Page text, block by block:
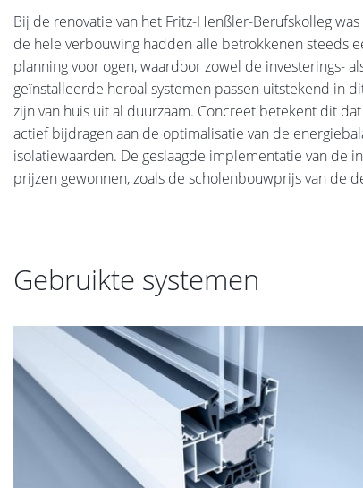
Bij de renovatie van het Fritz-Henßler-Berufskolleg
de hele verbouwing hadden alle betrokkenen steeds
planning voor ogen, waardoor zowel de investerings-
geïnstalleerde heroal systemen passen uitstekend in
zijn van huis uit al duurzaam. Concreet betekent dit
actief bijdragen aan de optimalisatie van de
isolatiewaarden. De geslaagde implementatie van de
prijzen gewonnen, zoals de scholenbouwprijs van de
Gebruikte systemen